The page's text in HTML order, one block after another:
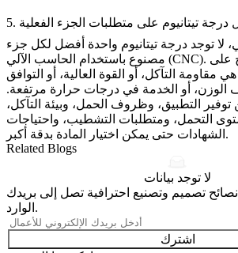
درجة تيتانيوم على متطلبات الجزء الفعلية
توجد درجة تيتانيوم واحدة أفضل لكل جزء
مصنوع باستخدام الحاسب الآلي (CNC). يعتمد الاختيار الصحيح على
هي مقاومة التآكل، أو القوة العالية، أو التوافق
الوزن، أو الخدمة في درجات حرارة مرتفعة.
التطبيق، وظروف الحمل، وبيئة التآكل،
التحمل، ومتطلبات التشطيب، واحتياجات
الشهادات حتى يمكن اختيار المادة بدقة أكبر.
Related Blogs
لا توجد بيانات
تصميم وتصنيع احترافية تصل إلى بريدك
الوارد.
اشترك